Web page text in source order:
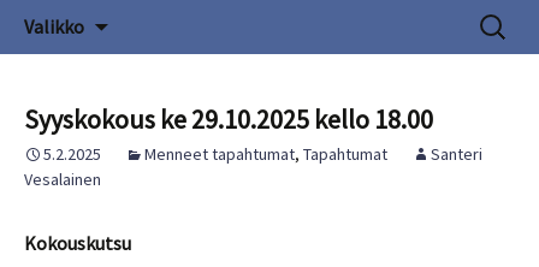
TIVIA Satakunta ry
Valikko Haku:
Syyskokous ke 29.10.2025 kello 18.00
5.2.2025 Menneet tapahtumat, Tapahtumat
Santeri
Vesalainen
Kokouskutsu